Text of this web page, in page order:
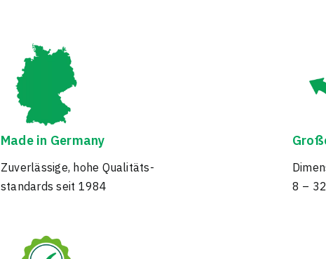
Made in Germany
Zuverlässige, hohe Qualitäts-
standards seit 1984
8 –